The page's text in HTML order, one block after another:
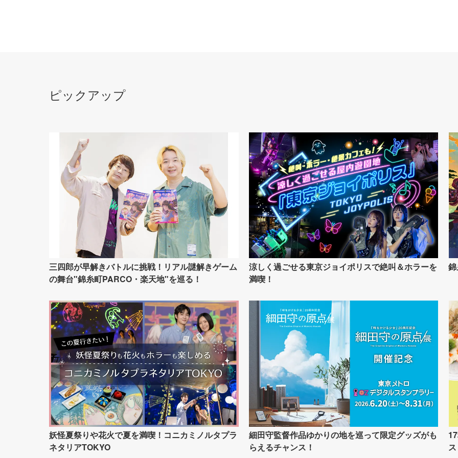
ピックアップ
三四郎が早解きバトルに挑戦！リアル謎解きゲーム
の舞台"錦糸町PARCO・楽天地"を巡る！
涼しく過ごせる東京ジョイポリスで絶叫＆ホラーを
満喫！
妖怪夏祭りや花火で夏を満喫！コニカミノルタプラ
ネタリアTOKYO
細田守監督作品ゆかりの地を巡って限定グッズがも
らえるチャンス！